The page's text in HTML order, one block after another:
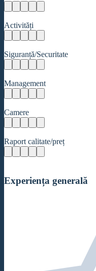
Activități
Siguranță/Securitate
Management
Camere
Raport calitate/preț
Experiența generală